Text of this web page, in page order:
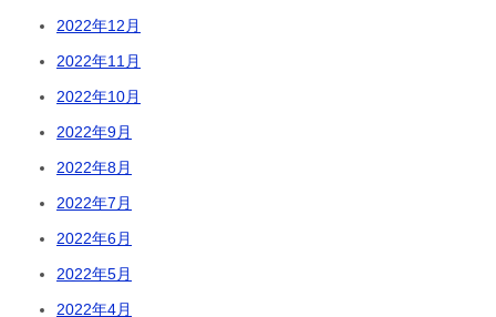
2022年12月
2022年11月
2022年10月
2022年9月
2022年8月
2022年7月
2022年6月
2022年5月
2022年4月